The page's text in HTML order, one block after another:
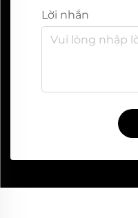
Lời nhắn